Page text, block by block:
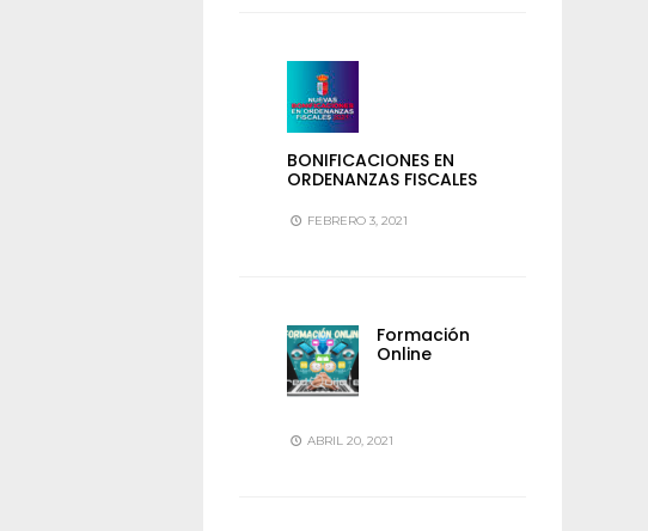
BONIFICACIONES EN
ORDENANZAS FISCALES
FEBRERO 3, 2021
Formación
Online
ABRIL 20, 2021